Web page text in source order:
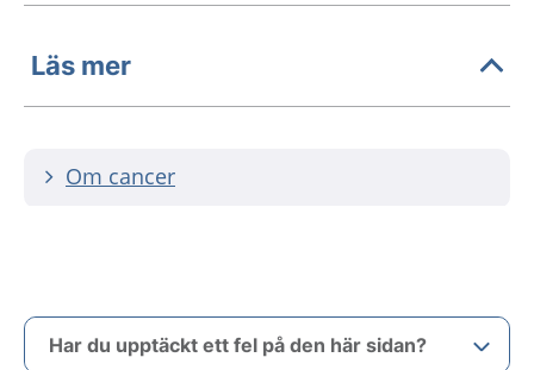
Läs mer
Om cancer
Har du upptäckt ett fel på den här sidan?